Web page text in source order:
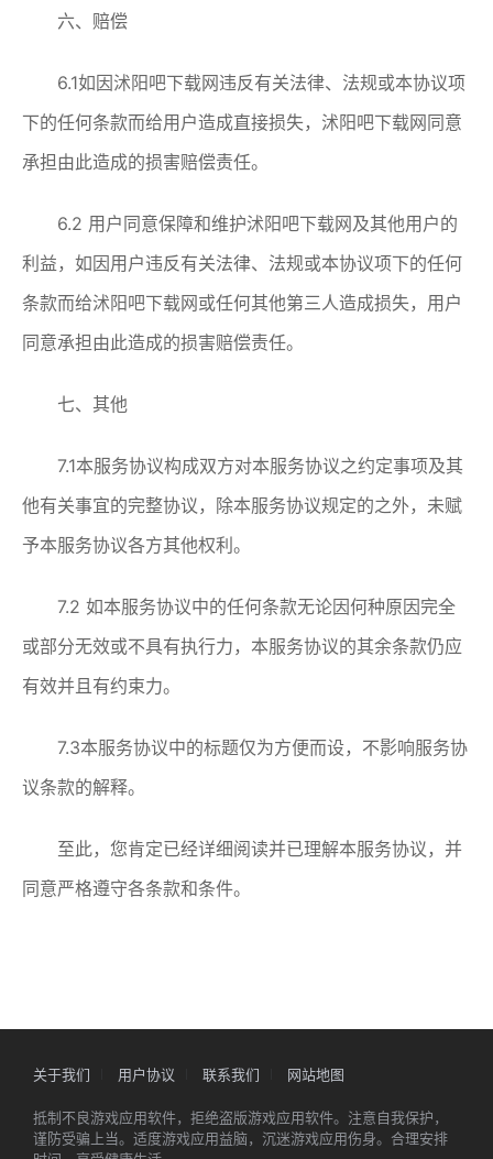
六、赔偿
6.1如因沭阳吧下载网违反有关法律、法规或本协议项
下的任何条款而给用户造成直接损失，沭阳吧下载网同意
承担由此造成的损害赔偿责任。
6.2 用户同意保障和维护沭阳吧下载网及其他用户的
利益，如因用户违反有关法律、法规或本协议项下的任何
条款而给沭阳吧下载网或任何其他第三人造成损失，用户
同意承担由此造成的损害赔偿责任。
七、其他
7.1本服务协议构成双方对本服务协议之约定事项及其
他有关事宜的完整协议，除本服务协议规定的之外，未赋
予本服务协议各方其他权利。
7.2 如本服务协议中的任何条款无论因何种原因完全
或部分无效或不具有执行力，本服务协议的其余条款仍应
有效并且有约束力。
7.3本服务协议中的标题仅为方便而设，不影响服务协
议条款的解释。
至此，您肯定已经详细阅读并已理解本服务协议，并
同意严格遵守各条款和条件。
关于我们 用户协议 联系我们 网站地图
抵制不良游戏应用软件，拒绝盗版游戏应用软件。注意自我保护，
谨防受骗上当。适度游戏应用益脑，沉迷游戏应用伤身。合理安排